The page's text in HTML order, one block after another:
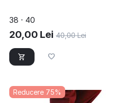
38 · 40
20,00 Lei 40,00 Lei
Reducere 75%